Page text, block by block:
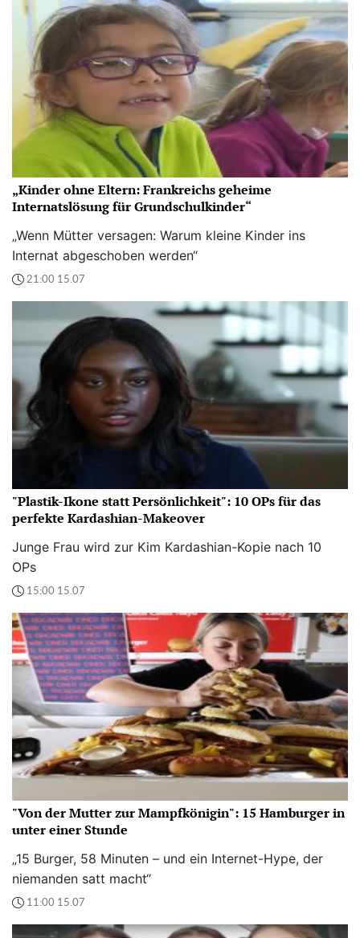
„Kinder ohne Eltern: Frankreichs geheime
Internatslösung für Grundschulkinder“
„Wenn Mütter versagen: Warum kleine Kinder ins
Internat abgeschoben werden“
21:00 15.07
"Plastik-Ikone statt Persönlichkeit": 10 OPs für das
perfekte Kardashian-Makeover
Junge Frau wird zur Kim Kardashian-Kopie nach 10
OPs
15:00 15.07
"Von der Mutter zur Mampfkönigin": 15 Hamburger in
unter einer Stunde
„15 Burger, 58 Minuten – und ein Internet-Hype, der
niemanden satt macht“
11:00 15.07